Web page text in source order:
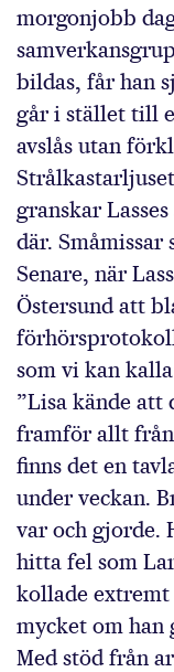
morgonjobb
bildas, får han
går i stället till
avslås utan
granskar
där. Småmissar
Senare, när
Öster­sund att
som vi kan
”Lisa kände att
framför allt från
finns det en
under veckan.
var och gjorde.
hitta fel som
kollade extremt
mycket om han
Med stöd från